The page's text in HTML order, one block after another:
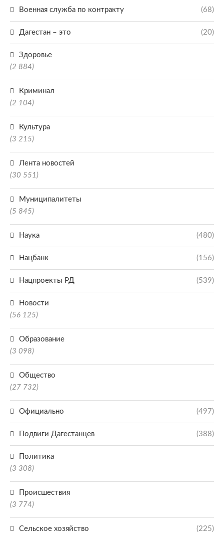
Военная служба по контракту (68)
Дагестан – это (20)
Здоровье
(2 884)
Криминал
(2 104)
Культура
(3 215)
Лента новостей
(30 551)
Муниципалитеты
(5 845)
Наука (480)
Нацбанк (156)
Нацпроекты РД (539)
Новости
(56 125)
Образование
(3 098)
Общество
(27 732)
Официально (497)
Подвиги Дагестанцев (388)
Политика
(3 308)
Происшествия
(3 774)
Сельское хозяйство (225)